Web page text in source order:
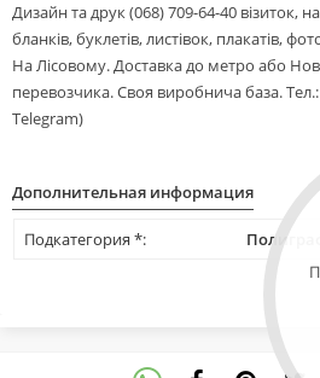
Дизайн та друк (068) 709-64-40 візиток,
бланків, буклетів, листівок, плакатів,
На Лісовому. Доставка до метро або
перевозчика. Своя виробнича база.
Telegram)
Дополнительная информация
Подкатегория *: